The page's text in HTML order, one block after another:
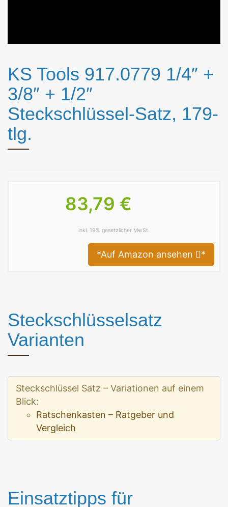
KS Tools 917.0779 1/4″ +
3/8″ + 1/2″
Steckschlüssel-Satz, 179-
tlg.
83,79 €
inkl. 19% gesetzlicher MwSt.
*Auf Amazon ansehen *
Steckschlüsselsatz
Varianten
Steckschlüssel Satz – Variationen auf einem
Blick:
Ratschenkasten – Ratgeber und
Vergleich
Einsatztipps für